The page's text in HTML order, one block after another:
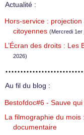
Actualité :
Hors-service :
citoyennes (Mercredi 1er
L’Écran des droits : Les
2026)
Au fil du blog :
Bestofdoc#6 - Sauve
La filmographie du mois
documentaire